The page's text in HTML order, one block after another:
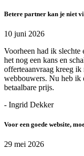
Betere partner kan je niet
10 juni 2026
Voorheen had ik
het nog een kans en
offerteaanvraag kreeg
webbouwers. Nu heb ik
betaalbare prijs.
- Ingrid Dekker
Voor een goede website,
29 mei 2026